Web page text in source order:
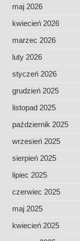
maj 2026
kwiecień 2026
marzec 2026
luty 2026
styczeń 2026
grudzień 2025
listopad 2025
październik 2025
wrzesień 2025
sierpień 2025
lipiec 2025
czerwiec 2025
maj 2025
kwiecień 2025